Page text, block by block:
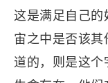
第3章 迈向广袤
3.1 改造月球
这是满足自己的
宙之中是否该其
道的，则是这